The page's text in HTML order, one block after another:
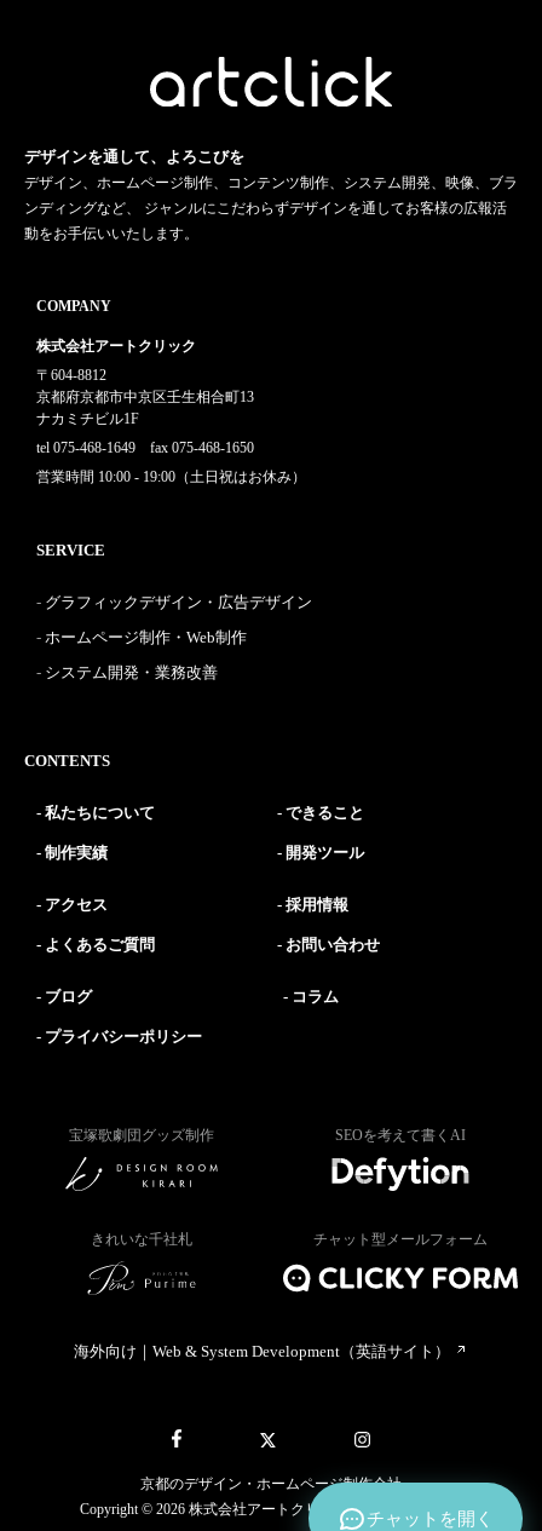
デザインを通して、よろこびを
デザイン、ホームページ制作、コンテンツ制作、システム開発、映像、ブラ
ンディングなど、 ジャンルにこだわらずデザインを通してお客様の広報活
動をお手伝いいたします。
COMPANY
株式会社アートクリック
〒604-8812
京都府京都市中京区壬生相合町13
ナカミチビル1F
tel 075-468-1649 fax 075-468-1650
営業時間 10:00 - 19:00（土日祝はお休み）
SERVICE
グラフィックデザイン・広告デザイン
ホームページ制作・Web制作
システム開発・業務改善
CONTENTS
私たちについて できること
制作実績 開発ツール
アクセス 採用情報
よくあるご質問 お問い合わせ
ブログ コラム
プライバシーポリシー
宝塚歌劇団グッズ制作 SEOを考えて書くAI
きれいな千社札 チャット型メールフォーム
海外向け｜Web & System Development（英語サイト）
京都のデザイン・ホームページ制作会社
Copyright © 2026 株式会社アートクリック All rights reserved.
チャットを開く